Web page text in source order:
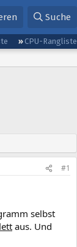
Suche
CPU-Rangliste
#1
selbst
aus. Und